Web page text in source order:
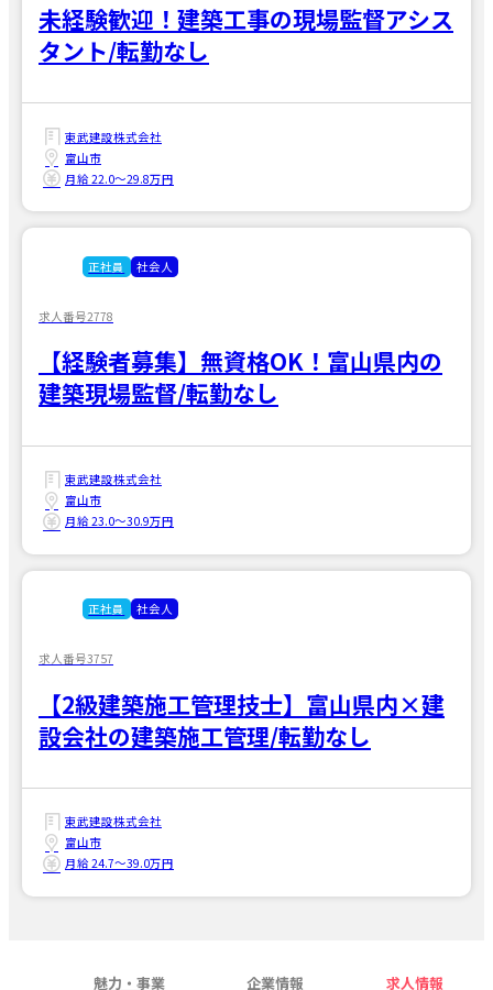
未経験歓迎！建築工事の現場監督アシス
タント/転勤なし
東武建設株式会社
富山市
月給 22.0〜29.8万円
正社員 社会人
求人番号2778
【経験者募集】無資格OK！富山県内の
建築現場監督/転勤なし
東武建設株式会社
富山市
月給 23.0〜30.9万円
正社員 社会人
求人番号3757
【2級建築施工管理技士】富山県内×建
設会社の建築施工管理/転勤なし
東武建設株式会社
富山市
月給 24.7〜39.0万円
魅力・事業 企業情報 求人情報